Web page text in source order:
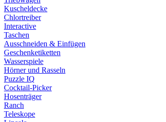
Kuscheldecke
Chlortreiber
Interactive
Taschen
Ausschneiden & Einfügen
Geschenketiketten
Wasserspiele
Hörner und Rasseln
Puzzle IQ
Cocktail-Picker
Hosenträger
Ranch
Teleskope